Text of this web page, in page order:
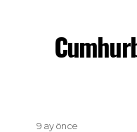
9 ay önce